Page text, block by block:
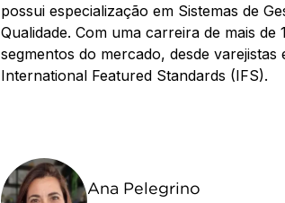
possui especialização em Sistemas de
Qualidade. Com uma carreira de mais
segmentos do mercado, desde
International Featured Standards (IFS).
Ana Pelegrino